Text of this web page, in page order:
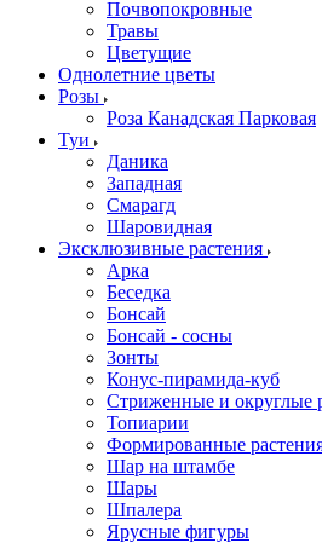
Почвопокровные
Травы
Цветущие
Однолетние цветы
Розы
Роза Канадская Парковая
Туи
Даника
Западная
Смарагд
Шаровидная
Эксклюзивные растения
Арка
Беседка
Бонсай
Бонсай - сосны
Зонты
Конус-пирамида-куб
Стриженные и округлые
Топиарии
Формированные
Шар на штамбе
Шары
Шпалера
Ярусные фигуры